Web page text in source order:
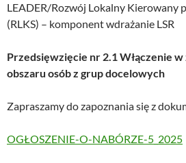
LEADER/Rozwój Lokalny Kierowany
(RLKS) – komponent wdrażanie LSR
Przedsięwzięcie nr 2.1 Włączenie w
obszaru osób z grup docelowych
Zapraszamy do zapoznania się z
OGŁOSZENIE-O-NABÓRZE-5_2025